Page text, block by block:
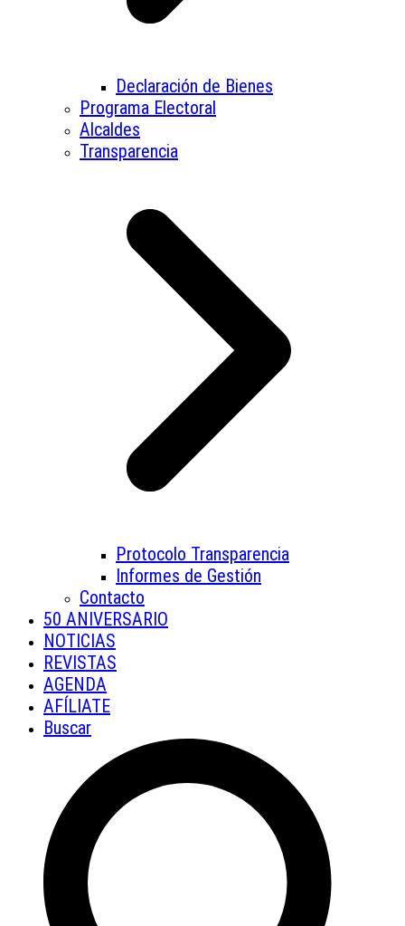
Declaración de Bienes
Programa Electoral
Alcaldes
Transparencia
Protocolo Transparencia
Informes de Gestión
Contacto
50 ANIVERSARIO
NOTICIAS
REVISTAS
AGENDA
AFÍLIATE
Buscar